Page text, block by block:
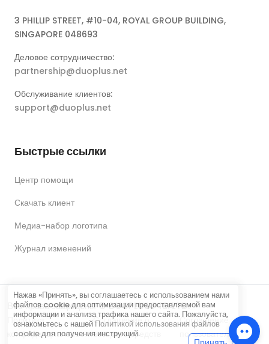
3 PHILLIP STREET, #10-04, ROYAL GROUP BUILDING,
SINGAPORE 048693
Деловое сотрудничество:
partnership@duoplus.net
Обслуживание клиентов:
support@duoplus.net
Быстрые ссылки
Центр помощи
Скачать клиент
Медиа-набор логотипа
Журнал изменений
Все права защищены © DUOPLUS PTE. LTD.
Политика
конфиденциальности
Соглашение о
возврате средств
Соглашение
пользователя
Нажав «Принять», вы соглашаетесь с использованием нами
файлов cookie для оптимизации предоставляемой вам
информации и анализа трафика нашего сайта. Пожалуйста,
ознакомьтесь с нашей Политикой использования файлов
cookieдля получения инструкций.